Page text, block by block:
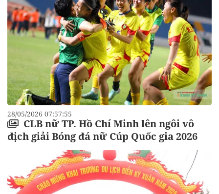
28/05/2026 07:57:55
CLB nữ TP. Hồ Chí Minh lên ngôi vô
địch giải Bóng đá nữ Cúp Quốc gia 2026